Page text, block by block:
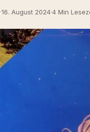
·16. August 2024·4 Min